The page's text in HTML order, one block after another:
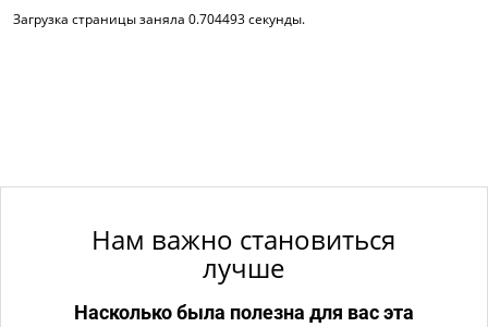
Загрузка страницы заняла 0.704493 секунды.
Нам важно становиться
лучше
Насколько была полезна для вас эта